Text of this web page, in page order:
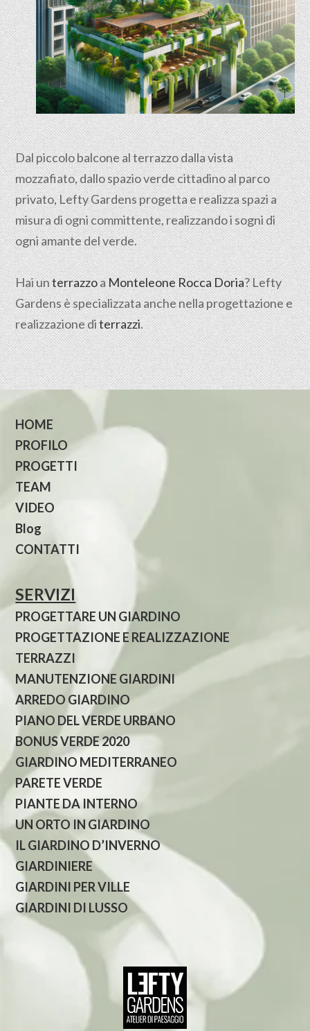
Dal piccolo balcone al terrazzo dalla vista
mozzafiato, dallo spazio verde cittadino al parco
privato, Lefty Gardens progetta e realizza spazi a
misura di ogni committente, realizzando i sogni di
ogni amante del verde.
Hai unterrazzoaMonteleone Rocca Doria? Lefty
Gardens è specializzata anche nella progettazione e
realizzazione diterrazzi.
HOME
PROFILO
PROGETTI
TEAM
VIDEO
Blog
CONTATTI
SERVIZI
PROGETTARE UN GIARDINO
PROGETTAZIONE E REALIZZAZIONE
TERRAZZI
MANUTENZIONE GIARDINI
ARREDO GIARDINO
PIANO DEL VERDE URBANO
BONUS VERDE 2020
GIARDINO MEDITERRANEO
PARETE VERDE
PIANTE DA INTERNO
UN ORTO IN GIARDINO
IL GIARDINO D’INVERNO
GIARDINIERE
GIARDINI PER VILLE
GIARDINI DI LUSSO